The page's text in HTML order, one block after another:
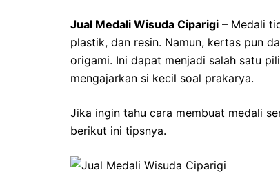
Jual Medali Wisuda Ciparigi – Medali
plastik, dan resin. Namun, kertas pun
origami. Ini dapat menjadi salah satu
mengajarkan si kecil soal prakarya.
Jika ingin tahu cara membuat medali
berikut ini tipsnya.